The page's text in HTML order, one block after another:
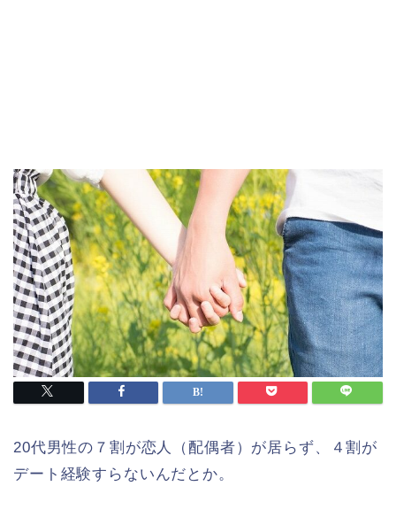
20代男性の７割が恋人（配偶者）が居らず、４割が
デート経験すらないんだとか。